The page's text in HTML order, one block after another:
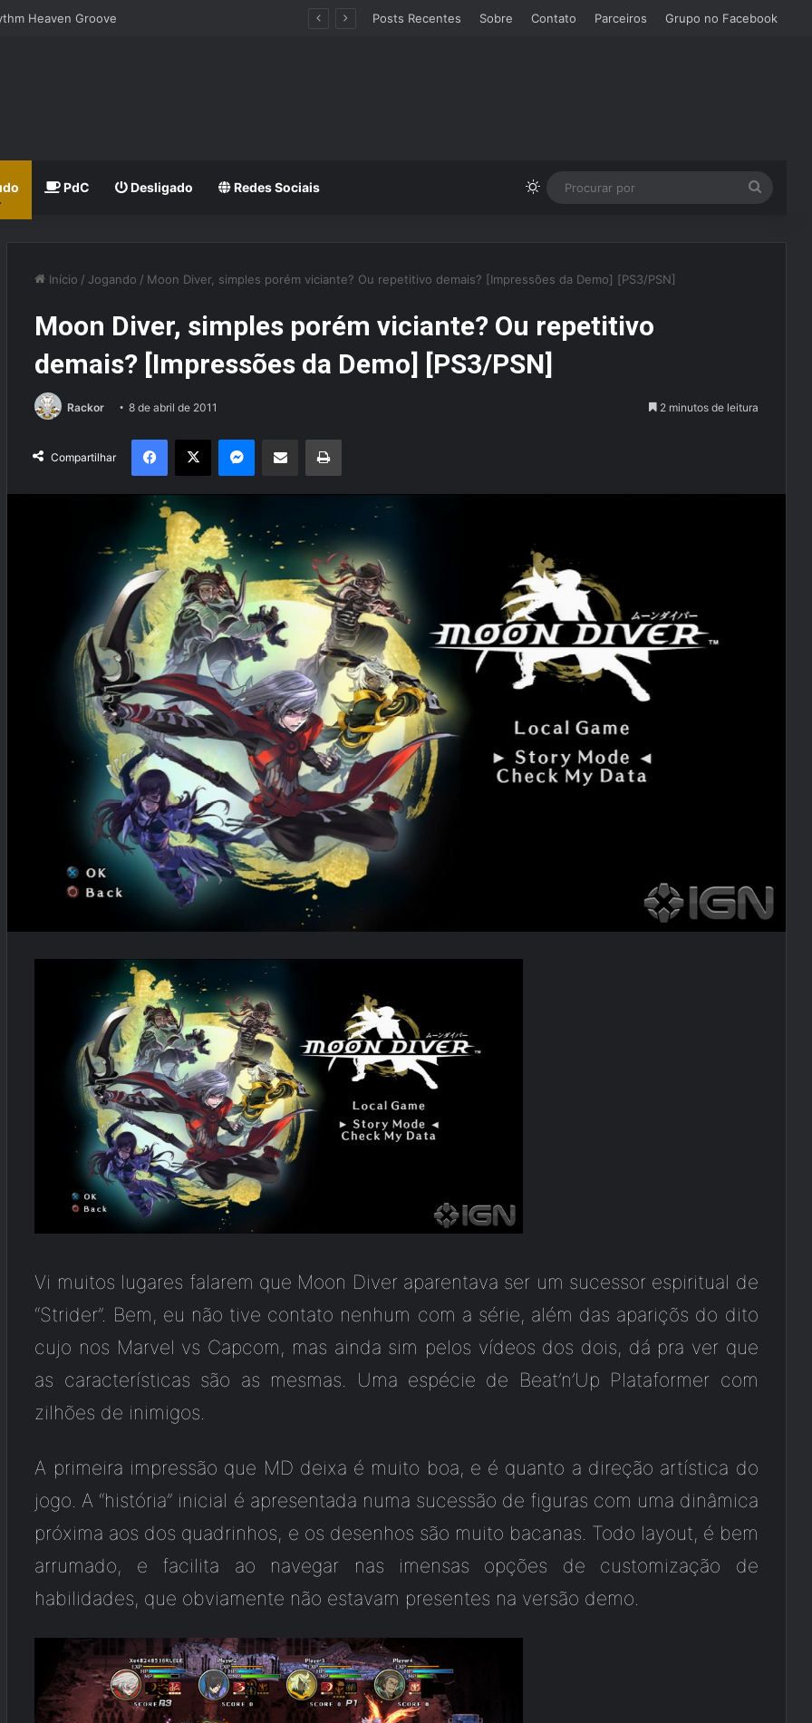
Heaven Groove Posts Recentes Sobre Contato Parceiros Grupo no Facebook
PdC Desligado Redes Sociais Switch skin
Início / Jogando / Moon Diver, simples porém viciante? Ou repetitivo demais? [Impressões da Demo] [PS3/PSN]
Moon Diver, simples porém viciante? Ou repetitivo
demais? [Impressões da Demo] [PS3/PSN]
Rackor 8 de abril de 2011 2 minutos de leitura
Compartilhar
X
Vi muitos lugares falarem que Moon Diver aparentava ser um sucessor espiritual de
“Strider”. Bem, eu não tive contato nenhum com a série, além das apariçõs do dito
cujo nos Marvel vs Capcom, mas ainda sim pelos vídeos dos dois, dá pra ver que
as características são as mesmas. Uma espécie de Beat’n’Up Plataformer com
zilhões de inimigos.
A primeira impressão que MD deixa é muito boa, e é quanto a direção artística do
jogo. A “história” inicial é apresentada numa sucessão de figuras com uma dinâmica
próxima aos dos quadrinhos, e os desenhos são muito bacanas. Todo layout, é bem
arrumado, e facilita ao navegar nas imensas opções de customização de
habilidades, que obviamente não estavam presentes na versão demo.